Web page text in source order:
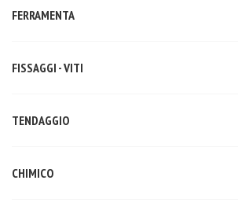
FERRAMENTA
FISSAGGI - VITI
TENDAGGIO
CHIMICO